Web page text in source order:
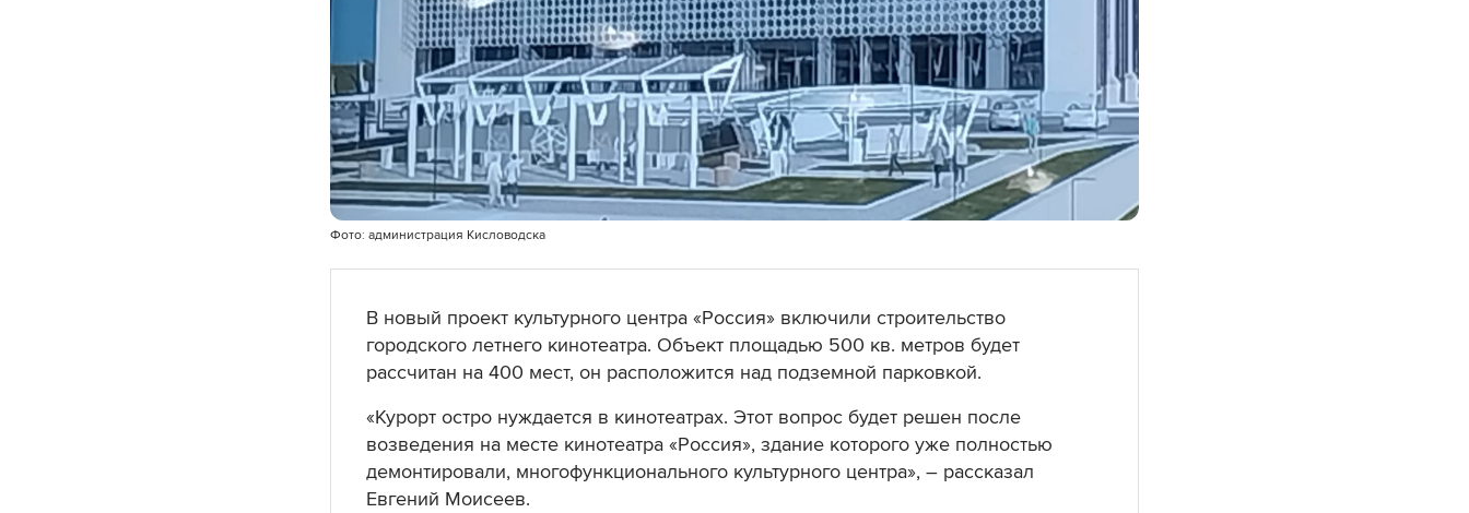
Фото: администрация Кисловодска
В новый проект культурного центра «Россия» включили строительство
городского летнего кинотеатра. Объект площадью 500 кв. метров будет
рассчитан на 400 мест, он расположится над подземной парковкой.
«Курорт остро нуждается в кинотеатрах. Этот вопрос будет решен после
возведения на месте кинотеатра «Россия», здание которого уже полностью
демонтировали, многофункционального культурного центра», – рассказал
Евгений Моисеев.